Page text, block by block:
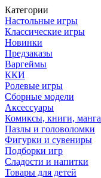
Категории
Настольные игры
Классические игры
Новинки
Предзаказы
Варгеймы
ККИ
Ролевые игры
Сборные модели
Аксессуары
Комиксы, книги, манга
Пазлы и головоломки
Фигурки и сувениры
Подборки игр
Сладости и напитки
Товары для детей